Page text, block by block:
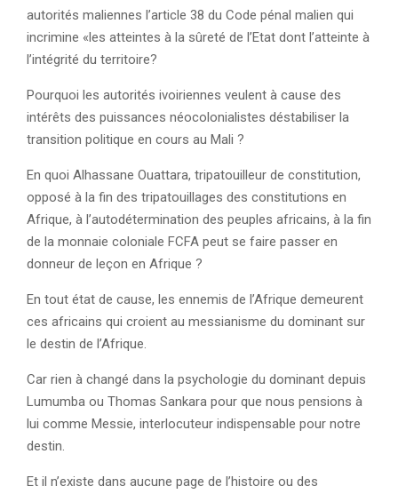
autorités maliennes l’article 38 du Code pénal malien qui
incrimine «les atteintes à la sûreté de l’Etat dont l’atteinte à
l’intégrité du territoire?
Pourquoi les autorités ivoiriennes veulent à cause des
intérêts des puissances néocolonialistes déstabiliser la
transition politique en cours au Mali ?
En quoi Alhassane Ouattara, tripatouilleur de constitution,
opposé à la fin des tripatouillages des constitutions en
Afrique, à l’autodétermination des peuples africains, à la fin
de la monnaie coloniale FCFA peut se faire passer en
donneur de leçon en Afrique ?
En tout état de cause, les ennemis de l’Afrique demeurent
ces africains qui croient au messianisme du dominant sur
le destin de l’Afrique.
Car rien à changé dans la psychologie du dominant depuis
Lumumba ou Thomas Sankara pour que nous pensions à
lui comme Messie, interlocuteur indispensable pour notre
destin.
Et il n’existe dans aucune page de l’histoire ou des